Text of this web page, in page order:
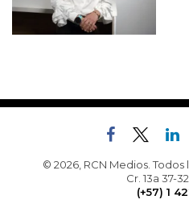
© 2026, RCN Medios.
Cr. 13a 37-
(+57) 1